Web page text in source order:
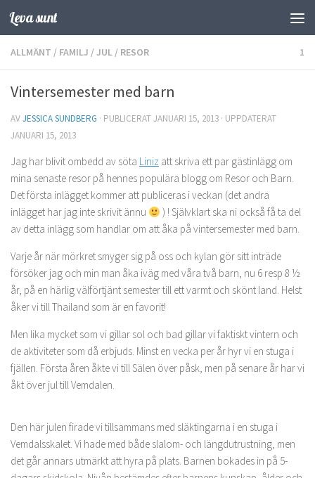
Hoppa till innehåll
Leva sunt
ALLMÄNT / FAMILJ /JUL / RESOR 1
Vintersemester med barn
AVJESSICA SUNDBERG · PUBLICERATJANUARI 15, 2013 · UPPDATERAT
JANUARI 15, 2013
Jag har blivit ombedd av söta Liniz att skriva ett par gästinlägg om
mina senaste resor på hennes populära blogg om Resor och Barn.
Det första inlägget kommer att publiceras i veckan (det andra
inlägget har jag inte skrivit ännu
) ! Självklart ska ni också få ta del
av detta inlägg som handlar om att åka på vintersemester med barn.
Varje år när mörkret smyger sig på oss och kylan gör sitt inträde
försöker jag och min man åka iväg med våra två barn, nu 6 resp 8 ½
år, på en härlig välförtjänt semester till ett varmt och skönt land. Helst
åker vi till Thailand som är en favorit!
Men lika mycket som vi gillar sol och bad gillar vi faktiskt vintern och
de aktiviteter som då erbjuds. Minst en vecka per år hyr vi en stuga i
fjällen. Första åren åkte vi till Sälen över påsk, men på senare år har vi
åkt över jul till Vemdalen.
Den här julen firade vi tillsammans med släktingarna i en stuga i
Vemdalsskalet. Vi hade med både slalom- och längdutrustning, men
det går annars utmärkt att hyra på plats. Barnen bokades in på 5-